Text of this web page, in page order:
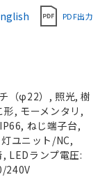
PDF出力
（φ22）, 照光, 樹
形, モーメンタリ,
ねじ端子台,
ユニット/NC,
LEDランプ電圧:
240V